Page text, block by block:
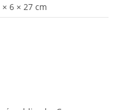
× 6 × 27 cm